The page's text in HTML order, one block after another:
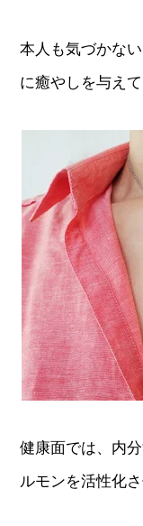
本人も気づかな
に癒やしを与え
健康面では、内
ルモンを活性化